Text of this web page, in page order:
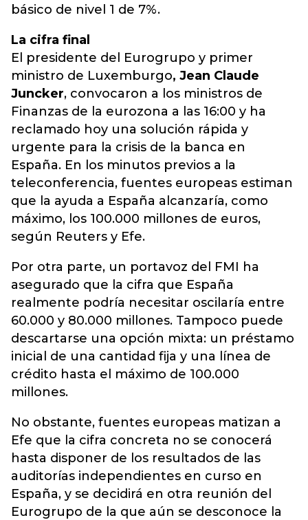
básico de nivel 1 de 7%.
La cifra final
El presidente del Eurogrupo y primer
ministro de Luxemburgo, Jean Claude
Juncker, convocaron a los ministros de
Finanzas de la eurozona a las 16:00 y ha
reclamado hoy una solución rápida y
urgente para la crisis de la banca en
España. En los minutos previos a la
teleconferencia, fuentes europeas estiman
que la ayuda a España alcanzaría, como
máximo, los 100.000 millones de euros,
según Reuters y Efe.
Por otra parte, un portavoz del FMI ha
asegurado que la cifra que España
realmente podría necesitar oscilaría entre
60.000 y 80.000 millones. Tampoco puede
descartarse una opción mixta: un préstamo
inicial de una cantidad fija y una línea de
crédito hasta el máximo de 100.000
millones.
No obstante, fuentes europeas matizan a
Efe que la cifra concreta no se conocerá
hasta disponer de los resultados de las
auditorías independientes en curso en
España, y se decidirá en otra reunión del
Eurogrupo de la que aún se desconoce la